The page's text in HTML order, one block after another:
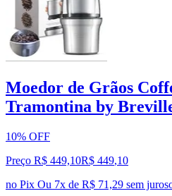
Moedor de Grãos
Tramontina by
10% OFF
Preço R$ 449,10R$ 449,10
no Pix Ou 7x de R$ 71,29 sem juros